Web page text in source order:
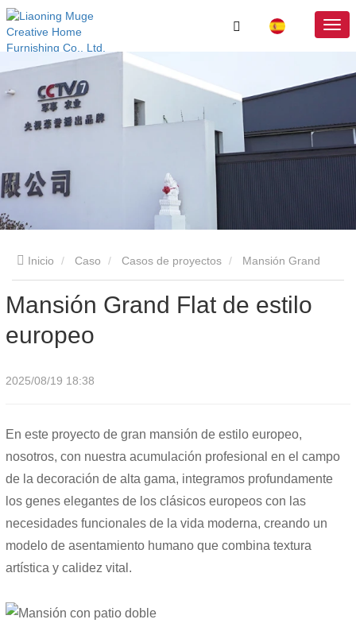
Inicio Caso Casos de proyectos
Flat de estilo europeo
Mansión Grand Flat de estilo
europeo
2025/08/19 18:38
En este proyecto de gran mansión de estilo europeo,
nosotros, con nuestra acumulación profesional en el campo
de la decoración de alta gama, integramos profundamente
los genes elegantes de los clásicos europeos con las
necesidades funcionales de la vida moderna, creando un
modelo de asentamiento humano que combina textura
artística y calidez vital.